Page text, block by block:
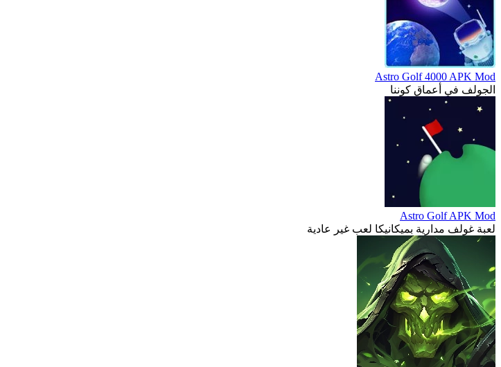
Astro Golf 4000 APK Mod
الجولف في أعماق كوننا
Astro Golf APK Mod
لعبة غولف مدارية بميكانيكا لعب غير عادية